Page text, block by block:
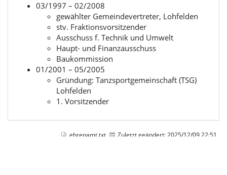
03/1997 – 02/2008
gewählter Gemeindevertreter, Lohfelden
stv. Fraktionsvorsitzender
Ausschuss f. Technik und Umwelt
Haupt- und Finanzausschuss
Baukommission
01/2001 – 05/2005
Gründung: Tanzsportgemeinschaft (TSG)
Lohfelden
1. Vorsitzender
ehrenamt.txt Zuletzt geändert: 2025/12/09 22:51